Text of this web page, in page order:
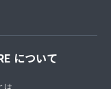
について
は